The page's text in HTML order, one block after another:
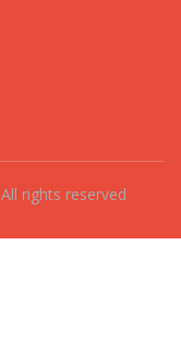
All rights reserved